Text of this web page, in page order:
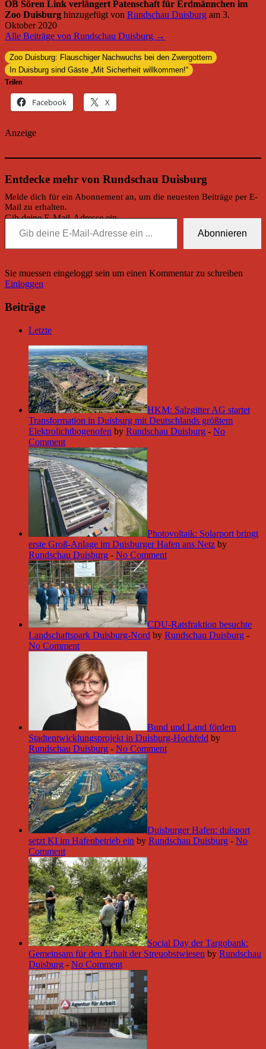
OB Sören Link verlängert Patenschaft für Erdmännchen im
Zoo Duisburg hinzugefügt von Rundschau Duisburg am 3.
Oktober 2020
Alle Beiträge von Rundschau Duisburg →
Zoo Duisburg: Flauschiger Nachwuchs bei den Zwergottern
In Duisburg sind Gäste „Mit Sicherheit willkommen!“
Teilen
Facebook X
Anzeige
Entdecke mehr von Rundschau Duisburg
Melde dich für ein Abonnement an, um die neuesten Beiträge per E-
Mail zu erhalten.
Gib deine E-Mail-Adresse ein ...
Abonnieren
Sie muessen eingeloggt sein um einen Kommentar zu schreiben
Einloggen
Beiträge
Letzte
HKM: Salzgitter AG startet
Transformation in Duisburg mit Deutschlands größtem
Elektrolichtbogenofen by Rundschau Duisburg - No
Comment
Photovoltaik: Solarport bringt
erste Groß-Anlage im Duisburger Hafen ans Netz by
Rundschau Duisburg - No Comment
CDU-Ratsfraktion besuchte
Landschaftspark Duisburg-Nord by Rundschau Duisburg -
No Comment
Bund und Land fördern
Stadtentwicklungsprojekt in Duisburg-Hochfeld by
Rundschau Duisburg - No Comment
Duisburger Hafen: duisport
setzt KI im Hafenbetrieb ein by Rundschau Duisburg - No
Comment
Social Day der Targobank:
Gemeinsam für den Erhalt der Streuobstwiesen by Rundschau
Duisburg - No Comment